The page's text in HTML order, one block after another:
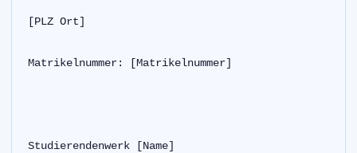
[PLZ Ort]
Matrikelnummer: [Matrikelnummer]
Studierendenwerk [Name]